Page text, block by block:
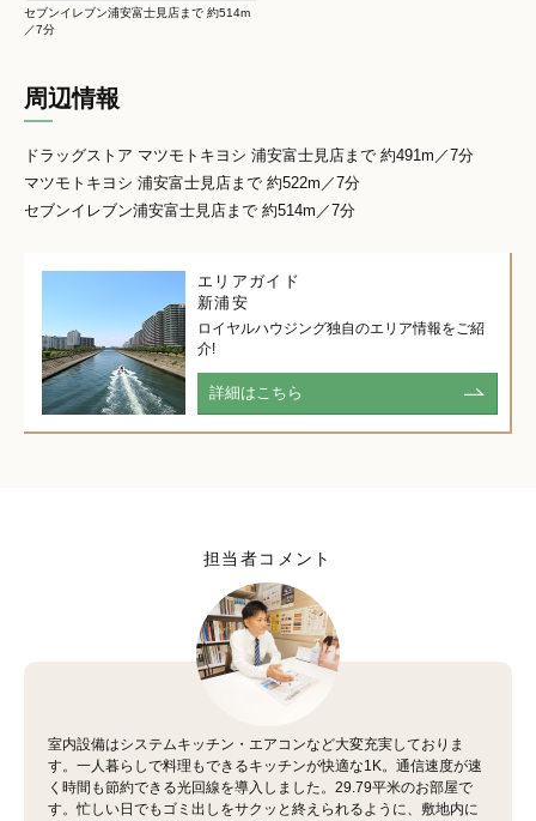
セブンイレブン浦安富士見店まで 約514m
／7分
周辺情報
ドラッグストア マツモトキヨシ 浦安富士見店まで 約491m／7分
マツモトキヨシ 浦安富士見店まで 約522m／7分
セブンイレブン浦安富士見店まで 約514m／7分
エリアガイド
新浦安
ロイヤルハウジング独自のエリア情報をご紹
介!
詳細はこちら
担当者コメント
室内設備はシステムキッチン・エアコンなど大変充実しておりま
す。一人暮らしで料理もできるキッチンが快適な1K。通信速度が速
く時間も節約できる光回線を導入しました。29.79平米のお部屋で
す。忙しい日でもゴミ出しをサクッと終えられるように、敷地内に